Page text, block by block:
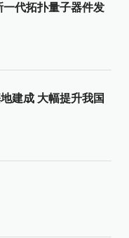
代拓扑量子器件发
建成 大幅提升我国